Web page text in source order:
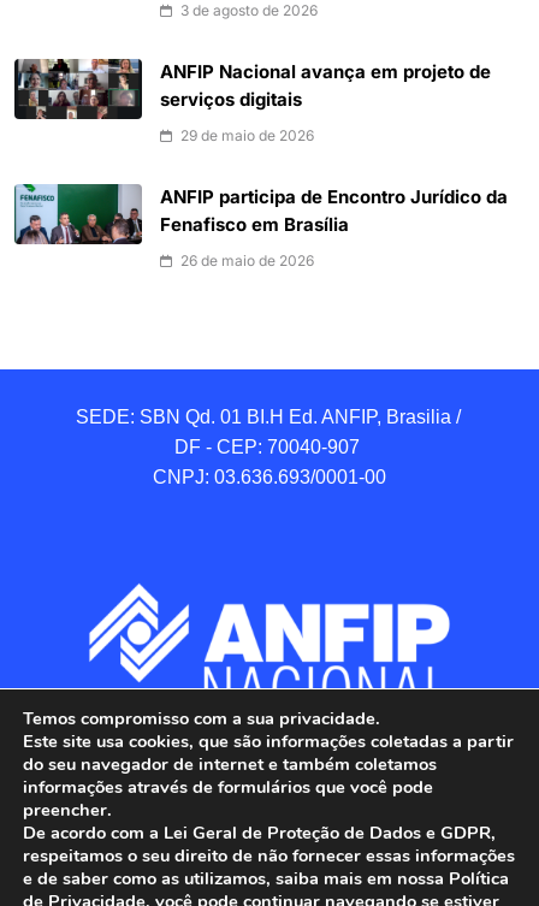
3 de agosto de 2026
ANFIP Nacional avança em projeto de
serviços digitais
29 de maio de 2026
ANFIP participa de Encontro Jurídico da
Fenafisco em Brasília
26 de maio de 2026
SEDE: SBN Qd. 01 BI.H Ed. ANFIP, Brasilia /
DF - CEP: 70040-907
CNPJ: 03.636.693/0001-00
Temos compromisso com a sua privacidade.
Este site usa cookies, que são informações coletadas a partir
do seu navegador de internet e também coletamos
informações através de formulários que você pode
preencher.
De acordo com a Lei Geral de Proteção de Dados e GDPR,
respeitamos o seu direito de não fornecer essas informações
e de saber como as utilizamos, saiba mais em nossa Política
de Privacidade, você pode continuar navegando se estiver